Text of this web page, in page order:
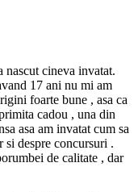
nascut cineva invatat.
17 ani nu mi am
foarte bune , asa ca
cadou , una din
asa am invatat cum sa
si despre concursuri .
de calitate , dar